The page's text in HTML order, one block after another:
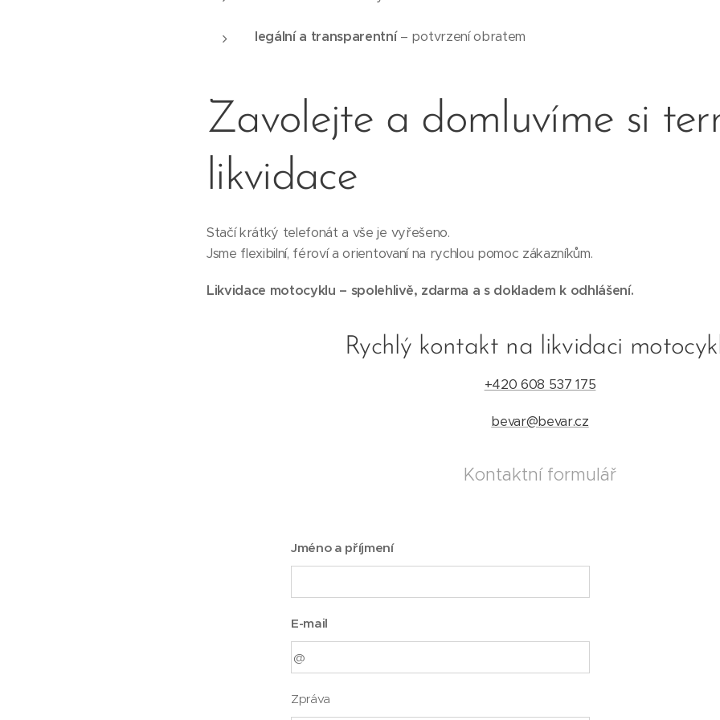
legální a transparentní– potvrzení obratem
Zavolejte a domluvíme si
likvidace
Stačí krátký telefonát a vše je vyřešeno.
Jsme flexibilní, féroví a orientovaní na rychlou pomoc zákazníkům.
Likvidace motocyklu – spolehlivě, zdarma a s dokladem k odhlášení.
Rychlý kontakt na likvidaci
+420 608 537 175
bevar@bevar.cz
Kontaktní formulář
Jméno a příjmení
E-mail
Zpráva